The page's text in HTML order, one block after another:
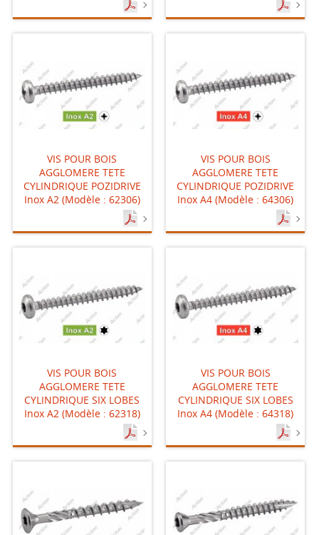
VIS POUR BOIS
AGGLOMERE TETE
CYLINDRIQUE POZIDRIVE
Inox A2 (Modèle : 62306)
VIS POUR BOIS
AGGLOMERE TETE
CYLINDRIQUE POZIDRIVE
Inox A4 (Modèle : 64306)
VIS POUR BOIS
AGGLOMERE TETE
CYLINDRIQUE SIX LOBES
Inox A2 (Modèle : 62318)
VIS POUR BOIS
AGGLOMERE TETE
CYLINDRIQUE SIX LOBES
Inox A4 (Modèle : 64318)